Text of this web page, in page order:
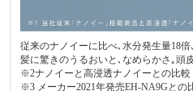
従来のナノイーに比べ､水分発生量18
髪に驚きのうるおいと､なめらかさ｡頭
※2ナノイーと高浸透ナノイーとの比較
※3 メーカー2021年発売EH-NA9Gと